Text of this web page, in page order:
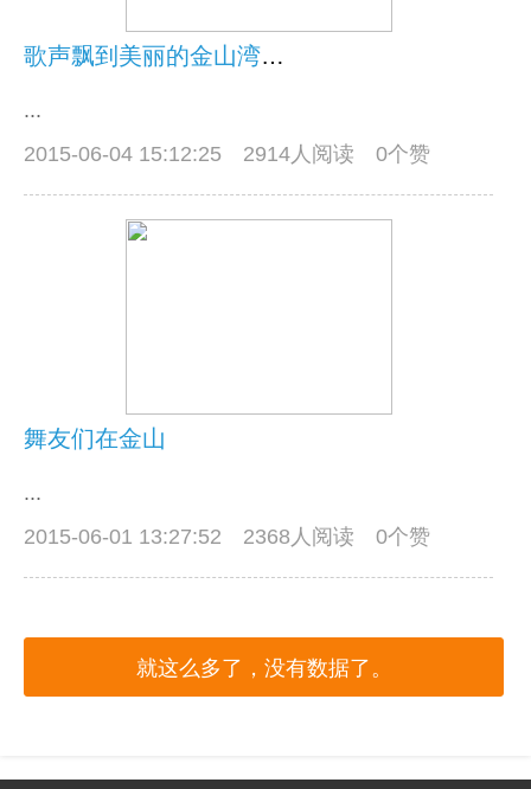
歌声飘到美丽的金山湾（含动感照片）
...
2015-06-04 15:12:25
2914人阅读 0个赞
舞友们在金山
...
2015-06-01 13:27:52
2368人阅读 0个赞
就这么多了，没有数据了。